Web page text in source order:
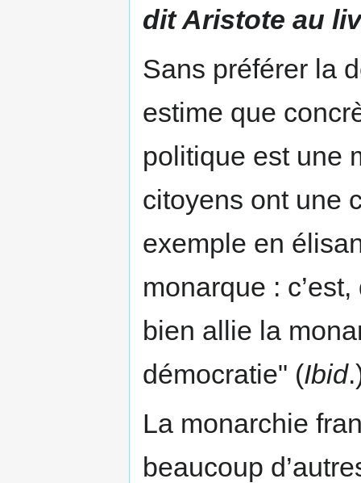
dit Aristote au
Sans préférer la
estime que
politique est une
citoyens ont une
exemple en
monarque :
bien allie la
démocratie" (Ibid
La monarchie
beaucoup